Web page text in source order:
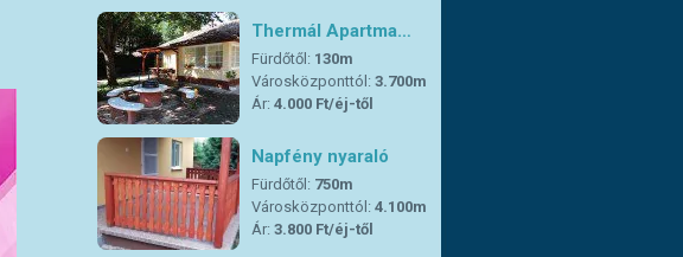
Thermál Apartma…
Fürdőtől: 130m
Városközponttól: 3.700m
Ár: 4.000 Ft/éj-től
Napfény nyaraló
Fürdőtől: 750m
Városközponttól: 4.100m
Ár: 3.800 Ft/éj-től